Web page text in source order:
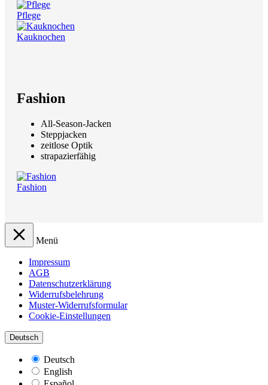
Pflege
Kauknochen
Fashion
All-Season-Jacken
Steppjacken
zeitlose Optik
strapazierfähig
Fashion
Menü
Impressum
AGB
Datenschutzerklärung
Widerrufsbelehrung
Muster-Widerrufsformular
Cookie-Einstellungen
Deutsch
Deutsch
English